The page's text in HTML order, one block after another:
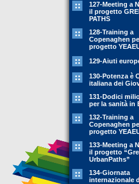
127-Meeting a
il progetto
PATHS
128-Training a
Copenaghen
progetto
129-Aiuti
130-Potenza è
italiana dei
131-Dodici
per la sanità in
132-Training a
Copenaghen
progetto
133-Meeting a
il progetto
UrbanPaths”
134-Giornata
internazionale